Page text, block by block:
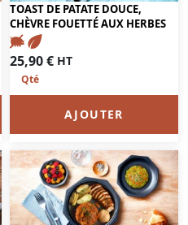
TOAST DE PATATE DOUCE,
CHÈVRE FOUETTÉ AUX HERBES
25,90€ HT
AJOUTER